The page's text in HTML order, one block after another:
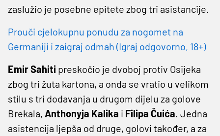
zaslužio je posebne epitete zbog tri asistancije.
Prouči cjelokupnu ponudu za nogomet na
Germaniji i zaigraj odmah (Igraj odgovorno, 18+)
Emir Sahiti preskočio je dvoboj protiv Osijeka
zbog tri žuta kartona, a onda se vratio u velikom
stilu s tri dodavanja u drugom dijelu za golove
Brekala, Anthonyja Kalika i Filipa Čuića. Jedna
asistencija ljepša od druge, golovi također, a za